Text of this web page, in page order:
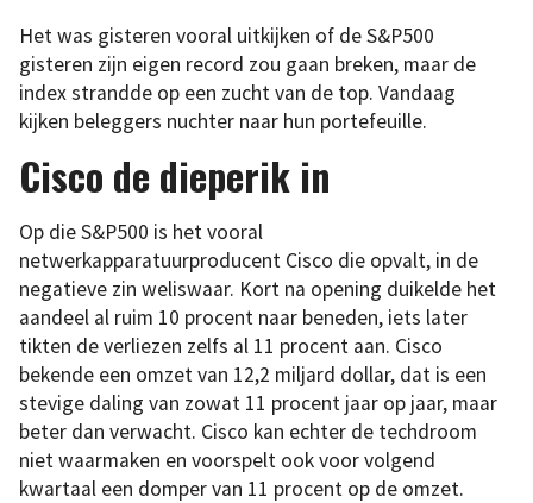
Het was gisteren vooral uitkijken of de S&P500
gisteren zijn eigen record zou gaan breken, maar de
index strandde op een zucht van de top. Vandaag
kijken beleggers nuchter naar hun portefeuille.
Cisco de dieperik in
Op die S&P500 is het vooral
netwerkapparatuurproducent Cisco die opvalt, in de
negatieve zin weliswaar. Kort na opening duikelde het
aandeel al ruim 10 procent naar beneden, iets later
tikten de verliezen zelfs al 11 procent aan. Cisco
bekende een omzet van 12,2 miljard dollar, dat is een
stevige daling van zowat 11 procent jaar op jaar, maar
beter dan verwacht. Cisco kan echter de techdroom
niet waarmaken en voorspelt ook voor volgend
kwartaal een domper van 11 procent op de omzet.